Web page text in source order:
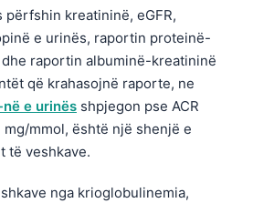
përfshin kreatininë, eGFR,
e urinës, raportin proteinë-
raportin albuminë-kreatininë
që krahasojnë raporte, ne
në e urinës shpjegon pse ACR
mmol, është një shenjë e
të veshkave.
nga krioglobulinemia,